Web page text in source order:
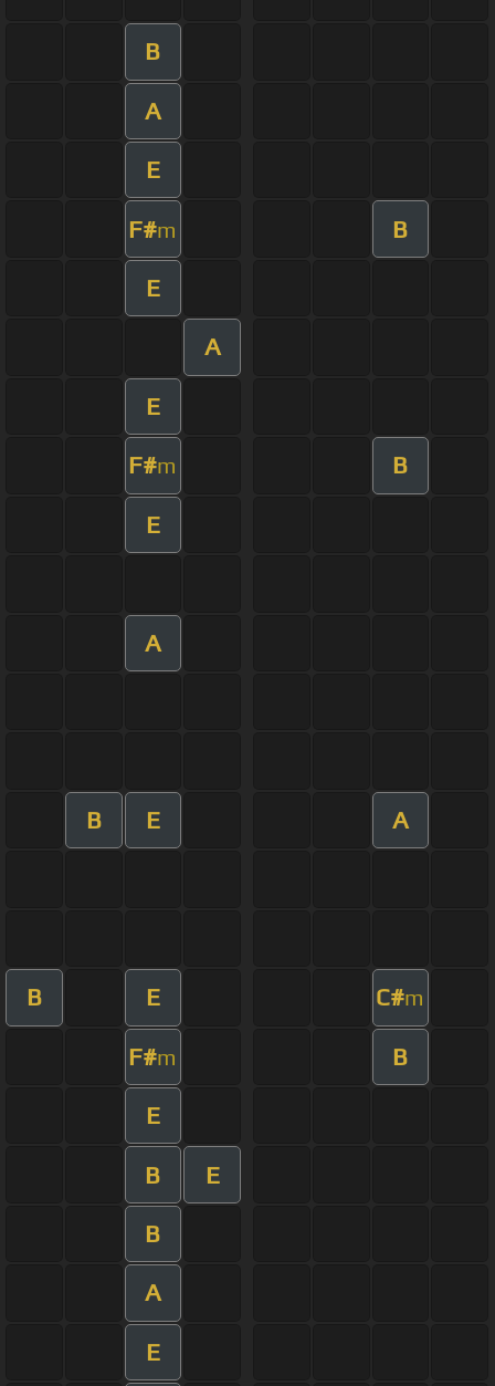
B
A
E
F#m B
E
A
E
F#m B
E
A
B E A
B E C#m
F#m B
E
B E
B
A
E